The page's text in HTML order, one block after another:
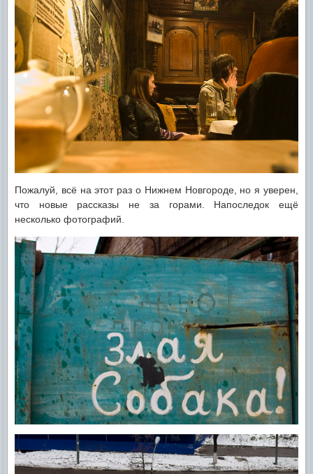
Пожалуй, всё на этот раз о Нижнем Новгороде, но я уверен,
что новые рассказы не за горами. Напоследок ещё
несколько фотографий.